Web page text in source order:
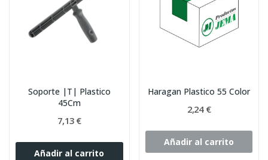
Soporte |T| Plastico
45Cm
7,13 €
Añadir al carrito
Haragan Plastico 55 Color
2,24 €
Añadir al carrito